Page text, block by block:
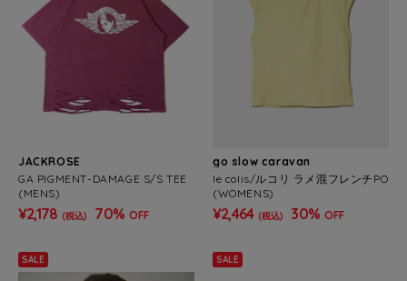
JACKROSE
GA PIGMENT-DAMAGE S/S TEE
(MENS)
¥2,178 (税込) 70% OFF
go slow caravan
le colis/ルコリ ラメ混フレンチPO
(WOMENS)
¥2,464 (税込) 30% OFF
SALE SALE